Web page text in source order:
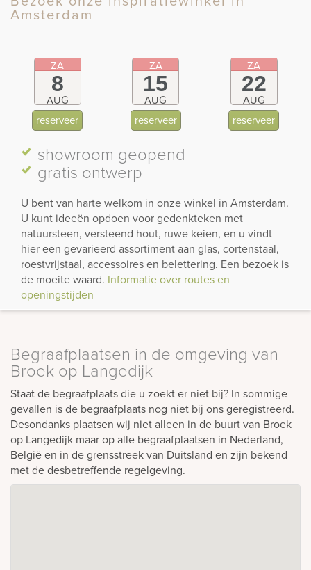
Amsterdam
ZA
8
AUG
reserveer
ZA
15
AUG
reserveer
ZA
22
AUG
reserveer
showroom geopend
gratis ontwerp
U bent van harte welkom in onze winkel in Amsterdam.
U kunt ideeën opdoen voor gedenkteken met
natuursteen, versteend hout, ruwe keien, en u vindt
hier een gevarieerd assortiment aan glas, cortenstaal,
roestvrijstaal, accessoires en belettering. Een bezoek is
de moeite waard. Informatie over routes en
openingstijden
Begraafplaatsen in de omgeving van
Broek op Langedijk
Staat de begraafplaats die u zoekt er niet bij? In sommige
gevallen is de begraafplaats nog niet bij ons geregistreerd.
Desondanks plaatsen wij niet alleen in de buurt van Broek
op Langedijk maar op alle begraafplaatsen in Nederland,
België en in de grensstreek van Duitsland en zijn bekend
met de desbetreffende regelgeving.